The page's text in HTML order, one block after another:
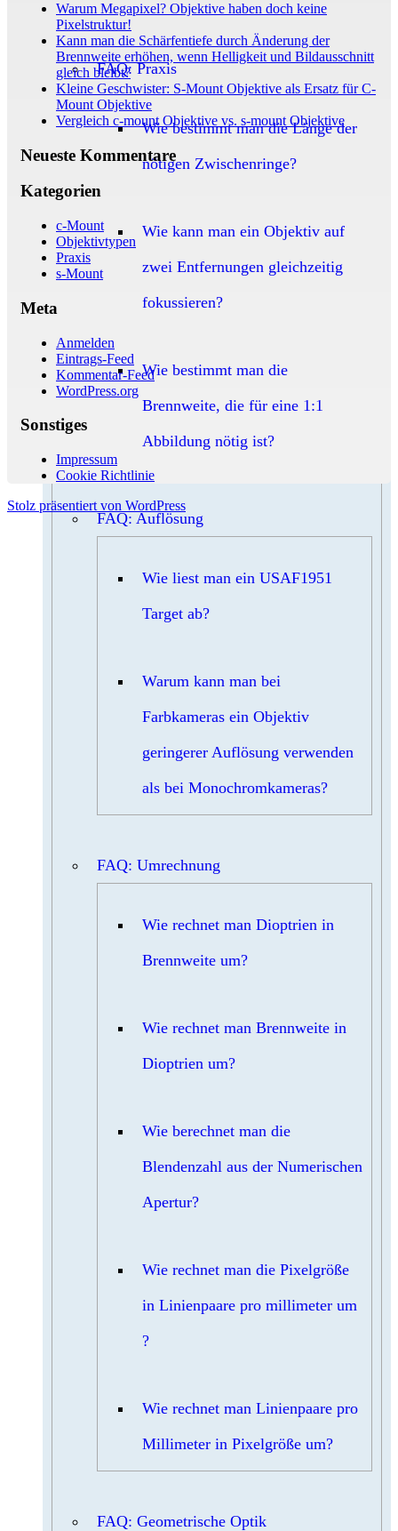
FAQ: Praxis
Wie bestimmt man die Länge der
nötigen Zwischenringe?
Wie kann man ein Objektiv auf
zwei Entfernungen gleichzeitig
fokussieren?
Wie bestimmt man die
Brennweite, die für eine 1:1
Abbildung nötig ist?
FAQ: Auflösung
Wie liest man ein USAF1951
Target ab?
Warum kann man bei
Farbkameras ein Objektiv
geringerer Auflösung verwenden
als bei Monochromkameras?
FAQ: Umrechnung
Wie rechnet man Dioptrien in
Brennweite um?
Wie rechnet man Brennweite in
Dioptrien um?
Wie berechnet man die
Blendenzahl aus der Numerischen
Apertur?
Wie rechnet man die Pixelgröße
in Linienpaare pro millimeter um
?
Wie rechnet man Linienpaare pro
Millimeter in Pixelgröße um?
FAQ: Geometrische Optik
Warum Megapixel? Objektive haben doch keine
Pixelstruktur!
Kann man die Schärfentiefe durch Änderung der
Brennweite erhöhen, wenn Helligkeit und Bildausschnitt
gleich bleibt?
Kleine Geschwister: S-Mount Objektive als Ersatz für C-
Mount Objektive
Vergleich c-mount Objektive vs. s-mount Objektive
Neueste Kommentare
Kategorien
c-Mount
Objektivtypen
Praxis
s-Mount
Meta
Anmelden
Eintrags-Feed
Kommentar-Feed
WordPress.org
Sonstiges
Impressum
Cookie Richtlinie
Stolz präsentiert von WordPress